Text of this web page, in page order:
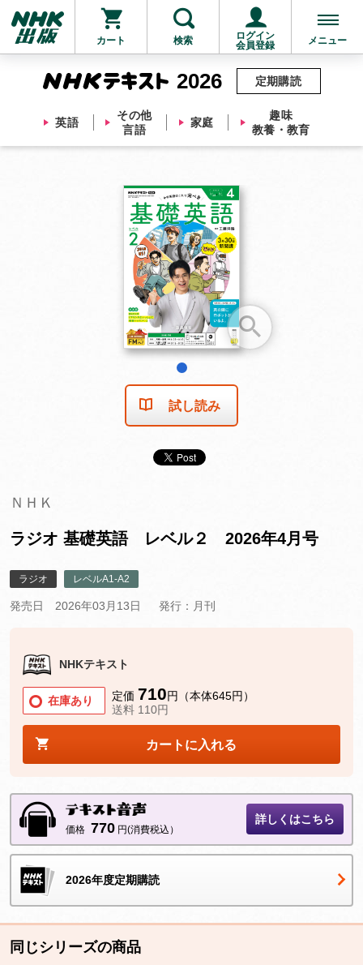
カート 検索
ログイン
会員登録
メニュー
2026
英語
その他
言語
家庭
趣味
教養・教育
定期購読
他にも商品を買う
試し読み
ＮＨＫ
ラジオ 基礎英語 レベル２ 2026年4月号
ラジオ レベルA1-A2
発売日 2026年03月13日 発行：月刊
NHKテキスト
在庫あり 定価 710円（本体645円）
送料 110円
カートに入れる
価格 770 円(消費税込）
詳しくはこちら
2026年度定期購読
同じシリーズの商品